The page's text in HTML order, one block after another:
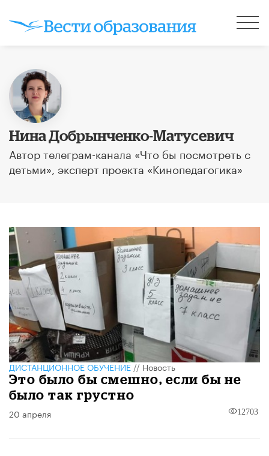
Нина Добрынченко-Матусевич
Автор телеграм-канала «Что бы посмотреть с
детьми», эксперт проекта «Кинопедагогика»
ДИСТАНЦИОННОЕ ОБУЧЕНИЕ//Новость
Это было бы смешно, если бы не
было так грустно
20 апреля 12703